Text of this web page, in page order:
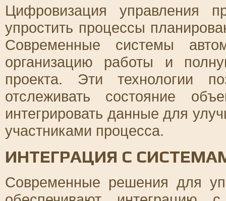
Цифровизация управления
упростить процессы
Современные системы
организацию работы и
проекта. Эти технологии
отслеживать состояние
интегрировать данные для
участниками процесса.
ИНТЕГРАЦИЯ С
Современные решения для